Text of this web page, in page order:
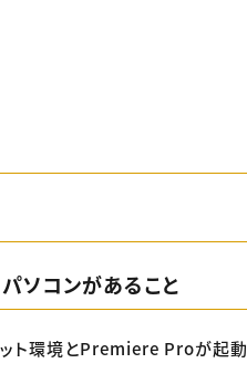
ソコンがあること
ット環境とPremiere Proが起動